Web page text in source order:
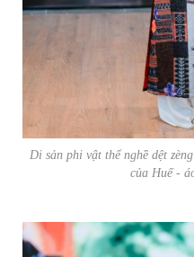
Di sản phi vật thể nghề dệt
của Huế -